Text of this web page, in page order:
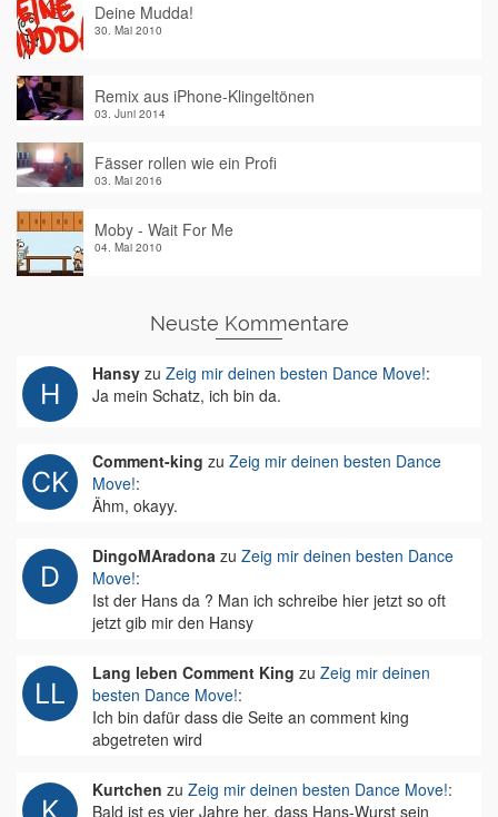
Deine Mudda!
30. Mai 2010
Remix aus iPhone-Klingeltönen
03. Juni 2014
Fässer rollen wie ein Profi
03. Mai 2016
Moby - Wait For Me
04. Mai 2010
Neuste Kommentare
Hansy zu Zeig mir deinen besten Dance Move!:
Ja mein Schatz, ich bin da.
Comment-king zu Zeig mir deinen besten Dance
Move!:
Ähm, okayy.
DingoMAradona zu Zeig mir deinen besten Dance
Move!:
Ist der Hans da ? Man ich schreibe hier jetzt so oft
jetzt gib mir den Hansy
Lang leben Comment King zu Zeig mir deinen
besten Dance Move!:
Ich bin dafür dass die Seite an comment king
abgetreten wird
Kurtchen zu Zeig mir deinen besten Dance Move!:
Bald ist es vier Jahre her, dass Hans-Wurst sein